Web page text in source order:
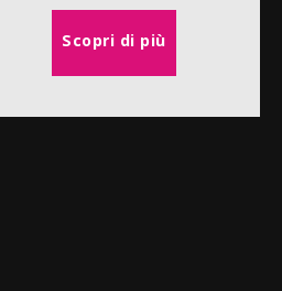
Scopri di più